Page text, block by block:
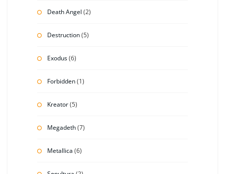
Death Angel (2)
Destruction(5)
Exodus(6)
Forbidden(1)
Kreator(5)
Megadeth(7)
Metallica (6)